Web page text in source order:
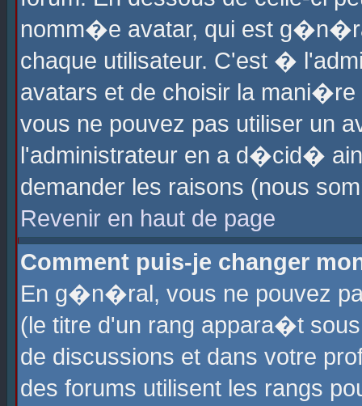
nomm�e avatar, qui est
chaque utilisateur. C'est �
avatars et de choisir la
vous ne pouvez pas utiliser un
l'administrateur en a d�cid�
demander les raisons (nous
Revenir en haut de page
Comment puis-je changer
En g�n�ral, vous ne pouvez
(le titre d'un rang appara�t
de discussions et dans votre
des forums utilisent les rangs